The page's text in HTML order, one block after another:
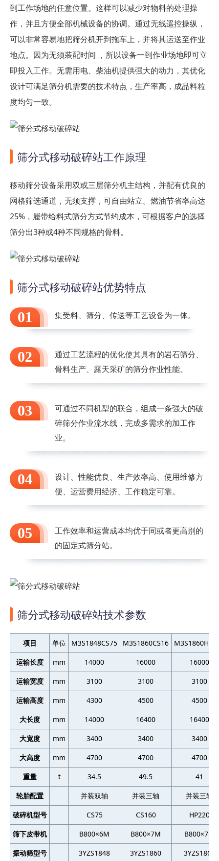
到工作场地的任意位置。这样可以减少对物料的处理操
作，并且方便全部机械设备的协调。通过无线遥控操纵，
可以非常容易地把筛分机开到拖车上，并将其运送至作业
地点。因为无须装配时间 ，所以设备一到作业场地即可立
即投入工作。无需用电、柴油机提供强大的动力，其优化
设计可满足筛分机需要的技术特点，生产率高，成品料粒
度均匀一致。
筛分式移动破碎站工作原理
移动筛分设备采用双或三层筛分机主结构，并配有优良的
网格筛选通道，无须支撑，可自由站立。燃油节省率高达
25%，履带给料式筛分方式节约成本，可根据客户的选择
筛分出3种或4种不同规格的骨料。
筛分式移动破碎站优势特点
01 集受料、筛分、传送等工艺设备为一体。
02
通过工艺流程的优化使其具有的岩石筛分、
骨料生产、露天采矿的筛分作业性能。
03
可通过不同机型的联合，组成一条强大的破
碎筛分作业流水线，完成多需求的加工作
业。
04
设计、性能优良、生产效率高、使用维修方
便、运营费用经济、工作稳定可靠。
05
工作效率和运营成本均优于同或者更高别的
的固定式筛分站。
筛分式移动破碎站技术参数
项目 单位 M3S1848CS75 M3S1860CS16
运输长度 mm 14000 16000 16000
运输宽度 mm 3100 3100 3100
运输高度 mm 4300 4500 4500
大长度 mm 14000 16400 16400
大宽度 mm 3400 3400 3400
大高度 mm 4700 4700 4700
重量 t 34.5 49.5 41
轮胎配置 并装双轴 并装三轴 并装三轴
破碎机型号 CS75 CS160 HP220
筛下皮带机 B800×6M B800×7M B800×7M
振动筛型号 3YZS1848 3YZS1860 3YZS1860